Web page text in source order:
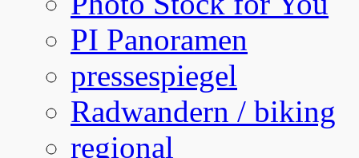
PI Panoramen
pressespiegel
Radwandern / biking
regional